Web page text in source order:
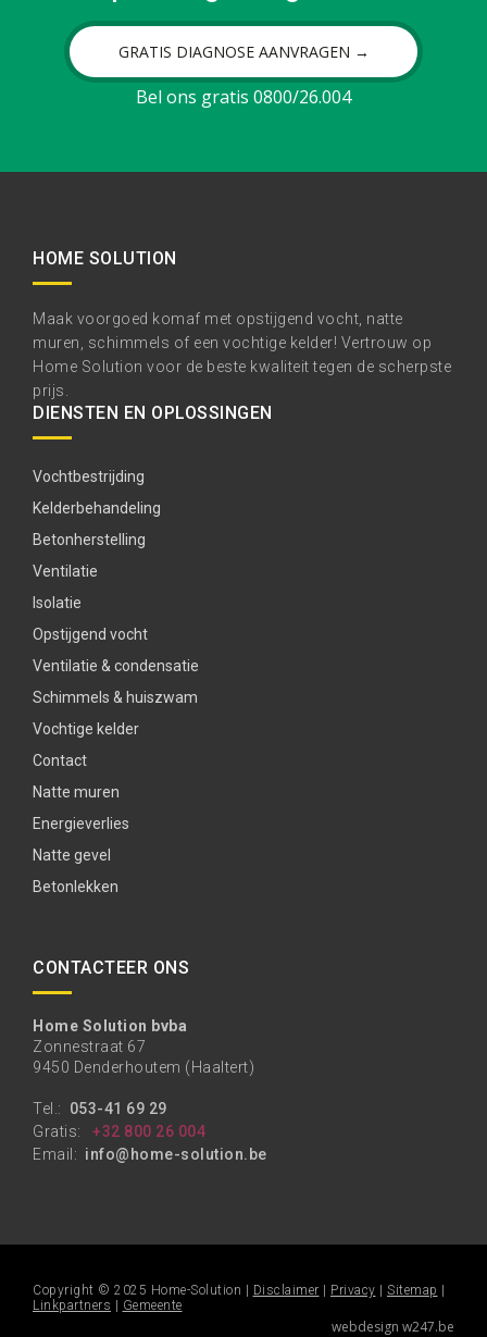
GRATIS DIAGNOSE AANVRAGEN →
Bel ons gratis 0800/26.004
HOME SOLUTION
Maak voorgoed komaf met opstijgend vocht, natte
muren, schimmels of een vochtige kelder! Vertrouw op
Home Solution voor de beste kwaliteit tegen de scherpste
prijs.
DIENSTEN EN OPLOSSINGEN
Vochtbestrijding
Kelderbehandeling
Betonherstelling
Ventilatie
Isolatie
Opstijgend vocht
Ventilatie & condensatie
Schimmels & huiszwam
Vochtige kelder
Contact
Natte muren
Energieverlies
Natte gevel
Betonlekken
CONTACTEER ONS
Home Solution bvba
Zonnestraat 67
9450 Denderhoutem (Haaltert)
Tel.: 053-41 69 29
Gratis:
+32 800 26 004
Email: info@home-solution.be
Copyright © 2025 Home-Solution | Disclaimer Privacy Sitemap
Linkpartners
Gemeente
webdesign w247.be